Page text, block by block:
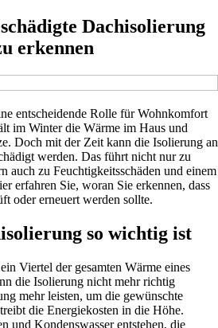
Dachisolierung
erkennen
entscheidende Rolle für Wohnkomfort
im Winter die Wärme im Haus und
Doch mit der Zeit kann die Isolierung an
werden. Das führt nicht nur zu
auch zu Feuchtigkeitsschäden und einem
erfahren Sie, woran Sie erkennen, dass
oder erneuert werden sollte.
so wichtig ist
Viertel der gesamten Wärme eines
die Isolierung nicht mehr richtig
mehr leisten, um die gewünschte
die Energiekosten in die Höhe.
und Kondenswasser entstehen, die